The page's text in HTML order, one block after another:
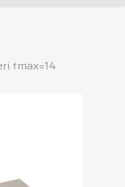
tmax=14